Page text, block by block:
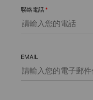
聯絡電話 *
EMAIL